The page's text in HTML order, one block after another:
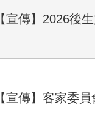
【宣傳】2026後
【宣傳】客家委